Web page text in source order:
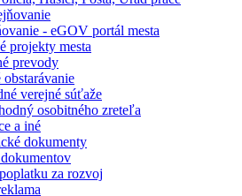
- eGOV portál mesta
projekty mesta
prevody
obstarávanie
verejné súťaže
osobitného zreteľa
a iné
dokumenty
za rozvoj